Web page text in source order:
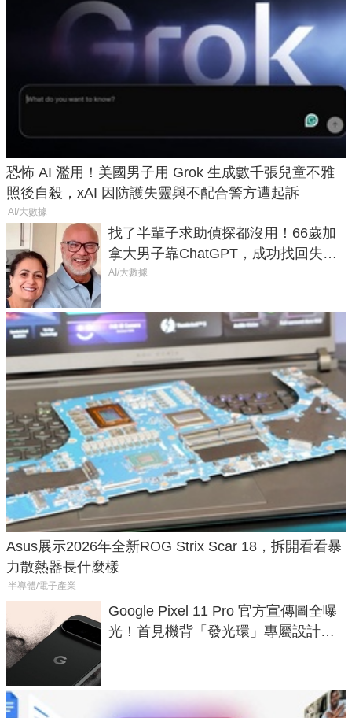
恐怖 AI 濫用！美國男子用 Grok 生成數千張兒童不雅
照後自殺，xAI 因防護失靈與不配合警方遭起訴
AI/大數據
找了半輩子求助偵探都沒用！66歲加
拿大男子靠ChatGPT，成功找回失散
50年家人
AI/大數據
Asus展示2026年全新ROG Strix Scar 18，拆開看看暴
力散熱器長什麼樣
半導體/電子產業
Google Pixel 11 Pro 官方宣傳圖全曝
光！首見機背「發光環」專屬設計、